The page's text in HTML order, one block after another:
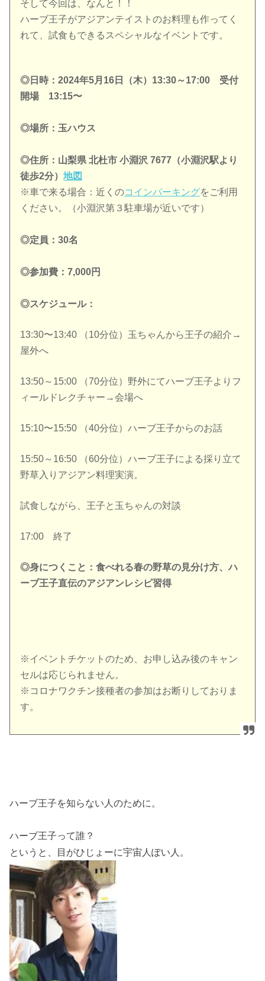
そして今回は、なんと！！
ハーブ王子がアジアンテイストのお料理も作ってく
れて、試食もできるスペシャルなイベントです。
◎日時：2024年5月16日（木）13:30～17:00 受付
開場 13:15〜
◎場所：玉ハウス
◎住所：山梨県 北杜市 小淵沢 7677（小淵沢駅より
徒歩2分）地図
※車で来る場合：近くのコインパーキングをご利用
ください。（小淵沢第３駐車場が近いです）
◎定員：30名
◎参加費：7,000円
◎スケジュール：
13:30〜13:40 （10分位）玉ちゃんから王子の紹介→
屋外へ
13:50～15:00 （70分位）野外にてハーブ王子よりフ
ィールドレクチャー→会場へ
15:10〜15:50 （40分位）ハーブ王子からのお話
15:50～16:50 （60分位）ハーブ王子による採り立て
野草入りアジアン料理実演。
試食しながら、王子と玉ちゃんの対談
17:00 終了
◎身につくこと：食べれる春の野草の見分け方、ハ
ーブ王子直伝のアジアンレシピ習得
※イベントチケットのため、お申し込み後のキャン
セルは応じられません。
※コロナワクチン接種者の参加はお断りしておりま
す。
ハーブ王子を知らない人のために。
ハーブ王子って誰？
というと、目がひじょーに宇宙人ぽい人。